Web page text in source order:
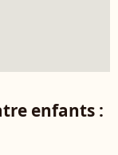
enfants :